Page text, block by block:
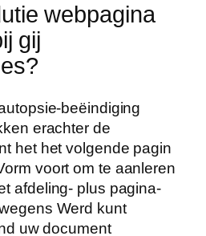
webpagina
gij
beëindiging
erachter de
het het volgende pagin
voort om te aanleren
afdeling- plus pagina-
Werd kunt
uw document